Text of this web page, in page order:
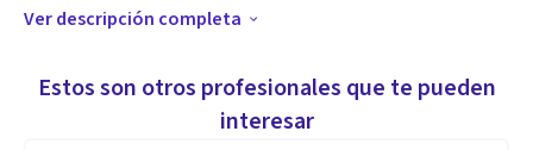
orientado a comprender las emociones, fortalecer la
autoestima y promover relaciones más sanas contigo y con
Ver descripción completa
Estos son otros profesionales que te pueden
interesar